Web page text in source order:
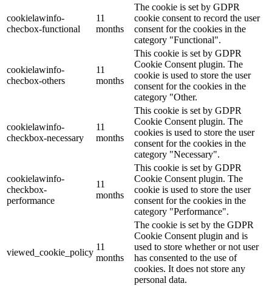
cookielawinfo-
checbox-functional
11
months
The cookie is set by GDPR
cookie consent to record the user
consent for the cookies in the
category "Functional".
cookielawinfo-
checbox-others
11
months
This cookie is set by GDPR
Cookie Consent plugin. The
cookie is used to store the user
consent for the cookies in the
category "Other.
cookielawinfo-
checkbox-necessary
11
months
This cookie is set by GDPR
Cookie Consent plugin. The
cookies is used to store the user
consent for the cookies in the
category "Necessary".
cookielawinfo-
checkbox-
performance
11
months
This cookie is set by GDPR
Cookie Consent plugin. The
cookie is used to store the user
consent for the cookies in the
category "Performance".
viewed_cookie_policy
11
months
The cookie is set by the GDPR
Cookie Consent plugin and is
used to store whether or not user
has consented to the use of
cookies. It does not store any
personal data.